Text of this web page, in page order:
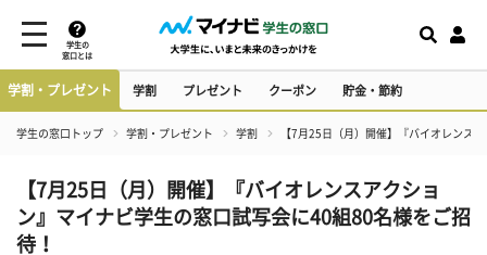
学生の
窓口とは
学割・プレゼント 学割 プレゼント クーポン 貯金・節約
学生の窓口トップ 学割・プレゼント 学割 【7月25日（月）開催】『バイオレンス
【7月25日（月）開催】『バイオレンスアクショ
ン』マイナビ学生の窓口試写会に40組80名様をご招
待！